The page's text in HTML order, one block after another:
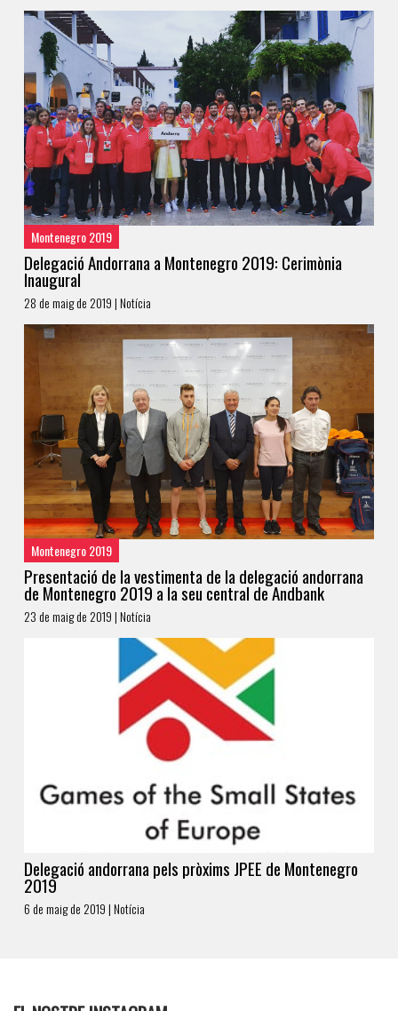
Montenegro 2019
Delegació Andorrana a Montenegro 2019: Cerimònia
Inaugural
28 de maig de 2019 | Notícia
Montenegro 2019
Presentació de la vestimenta de la delegació andorrana
de Montenegro 2019 a la seu central de Andbank
23 de maig de 2019 | Notícia
Delegació andorrana pels pròxims JPEE de Montenegro
2019
6 de maig de 2019 | Notícia